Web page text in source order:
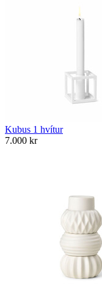
Kubus 1 hvítur
7.000 kr